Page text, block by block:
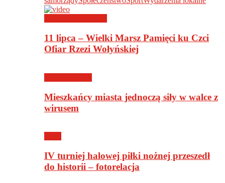
11 lipca – Wielki Marsz Pamięci ku Czci
Ofiar Rzezi Wołyńskiej
Mieszkańcy miasta jednoczą siły w walce z
wirusem
IV turniej halowej piłki nożnej przeszedł
do historii – fotorelacja